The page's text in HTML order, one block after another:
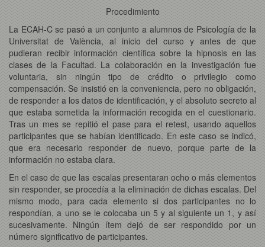
Procedimiento
La ECAH-C se pasó a un conjunto a alumnos de Psicología de la
Universitat de València, al inicio del curso y antes de que
pudieran recibir información científica sobre la hipnosis en las
clases de la Facultad. La colaboración en la investigación fue
voluntaria, sin ningún tipo de crédito o privilegio como
compensación. Se insistió en la conveniencia, pero no obligación,
de responder a los datos de identificación, y el absoluto secreto al
que estaba sometida la información recogida en el cuestionario.
Tras un mes se repitió el pase para el retest, usando aquellos
participantes que se habían identificado. En este caso se indicó,
que era necesario responder de nuevo, porque parte de la
información no estaba clara.
En el caso de que las escalas presentaran ocho o más elementos
sin responder, se procedía a la eliminación de dichas escalas. Del
mismo modo, para cada elemento si dos participantes no lo
respondían, a uno se le colocaba un 5 y al siguiente un 1, y así
sucesivamente. Ningún ítem dejó de ser respondido por un
número significativo de participantes.